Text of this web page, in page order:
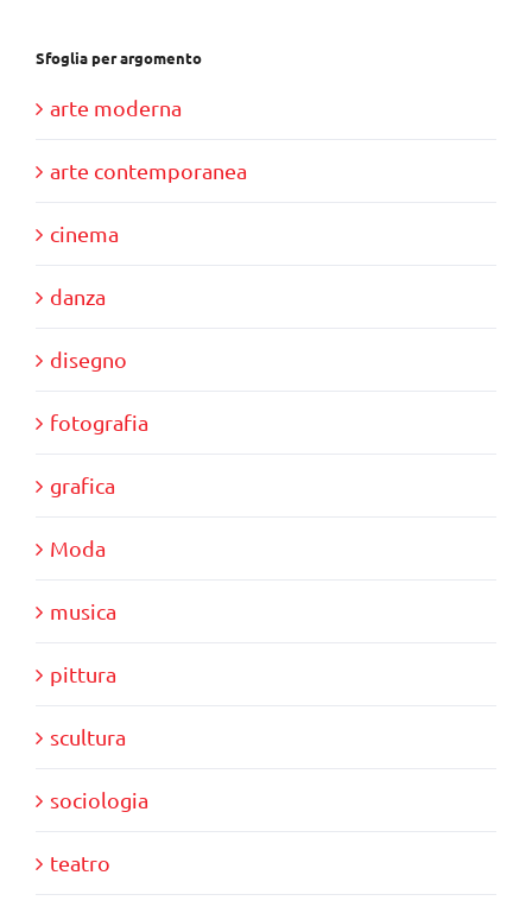
Sfoglia per argomento
arte moderna
arte contemporanea
cinema
danza
disegno
fotografia
grafica
Moda
musica
pittura
scultura
sociologia
teatro